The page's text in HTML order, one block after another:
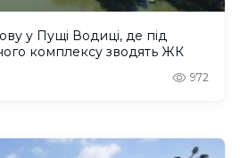
у Пущі Водиці, де під
комплексу зводять ЖК
972